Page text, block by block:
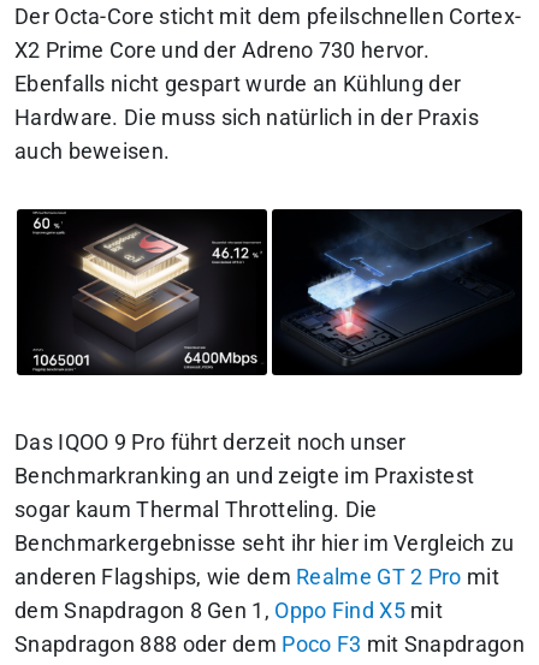
Der Octa-Core sticht mit dem pfeilschnellen Cortex-
X2 Prime Core und der Adreno 730 hervor.
Ebenfalls nicht gespart wurde an Kühlung der
Hardware. Die muss sich natürlich in der Praxis
auch beweisen.
Das IQOO 9 Pro führt derzeit noch unser
Benchmarkranking an und zeigte im Praxistest
sogar kaum Thermal Throtteling. Die
Benchmarkergebnisse seht ihr hier im Vergleich zu
anderen Flagships, wie dem Realme GT 2 Pro mit
dem Snapdragon 8 Gen 1, Oppo Find X5mit
Snapdragon 888 oder dem Poco F3 mit Snapdragon